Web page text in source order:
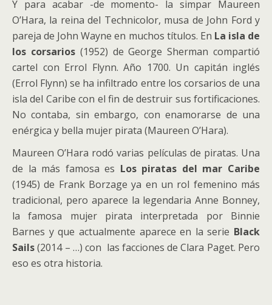
Y para acabar -de momento- la simpar Maureen
O’Hara, la reina del Technicolor, musa de John Ford y
pareja de John Wayne en muchos títulos. En La isla de
los corsarios(1952) de George Sherman compartió
cartel con Errol Flynn. Año 1700. Un capitán inglés
(Errol Flynn) se ha infiltrado entre los corsarios de una
isla del Caribe con el fin de destruir sus fortificaciones.
No contaba, sin embargo, con enamorarse de una
enérgica y bella mujer pirata (Maureen O’Hara).
Maureen O’Hara rodó varias películas de piratas. Una
de la más famosa es Los piratas del mar Caribe
(1945) de Frank Borzage ya en un rol femenino más
tradicional, pero aparece la legendaria Anne Bonney,
la famosa mujer pirata interpretada por Binnie
Barnes y que actualmente aparece en la serie Black
Sails(2014 – …) con las facciones de Clara Paget. Pero
eso es otra historia.